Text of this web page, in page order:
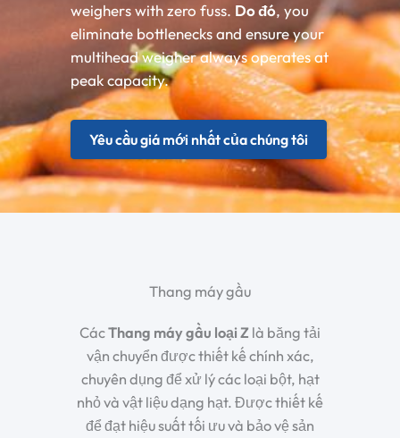
weighers with zero fuss. Do đó, you
eliminate bottlenecks and ensure your
multihead weigher always operates at
peak capacity.
Yêu cầu giá mới nhất của chúng tôi
Thang máy gầu
CácThang máy gầu loại Z là băng tải
vận chuyển được thiết kế chính xác,
chuyên dụng để xử lý các loại bột, hạt
nhỏ và vật liệu dạng hạt. Được thiết kế
để đạt hiệu suất tối ưu và bảo vệ sản